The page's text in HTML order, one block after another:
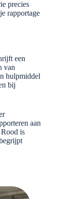
precies
rapportage
een
van
hulpmiddel
bij
aan
is